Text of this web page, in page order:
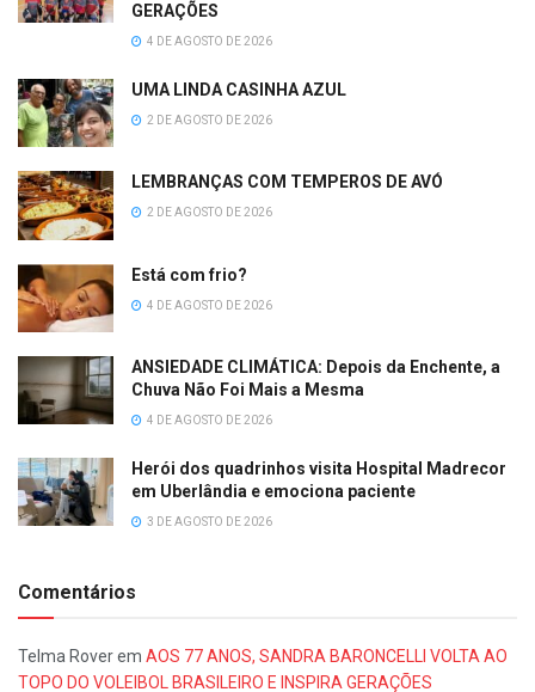
GERAÇÕES
4 DE AGOSTO DE 2026
UMA LINDA CASINHA AZUL
2 DE AGOSTO DE 2026
LEMBRANÇAS COM TEMPEROS DE AVÓ
2 DE AGOSTO DE 2026
Está com frio?
4 DE AGOSTO DE 2026
ANSIEDADE CLIMÁTICA: Depois da Enchente, a
Chuva Não Foi Mais a Mesma
4 DE AGOSTO DE 2026
Herói dos quadrinhos visita Hospital Madrecor
em Uberlândia e emociona paciente
3 DE AGOSTO DE 2026
Comentários
Telma Roverem AOS 77 ANOS, SANDRA BARONCELLI VOLTA AO
TOPO DO VOLEIBOL BRASILEIRO E INSPIRA GERAÇÕES